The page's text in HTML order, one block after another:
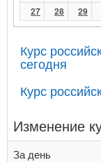
27
28 29
Курс
сегодня
Курс
Изменение
За день